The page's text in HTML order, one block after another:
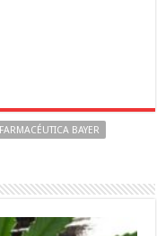
FARMACÉUTICA BAYER